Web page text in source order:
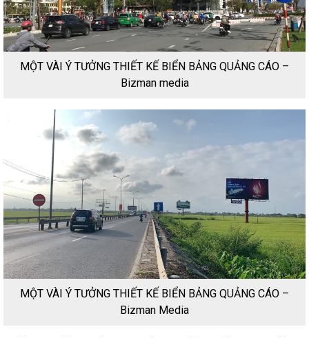
MỘT VÀI Ý TƯỞNG THIẾT KẾ BIỂN BẢNG QUẢNG CÁO –
Bizman media
MỘT VÀI Ý TƯỞNG THIẾT KẾ BIỂN BẢNG QUẢNG CÁO –
Bizman Media